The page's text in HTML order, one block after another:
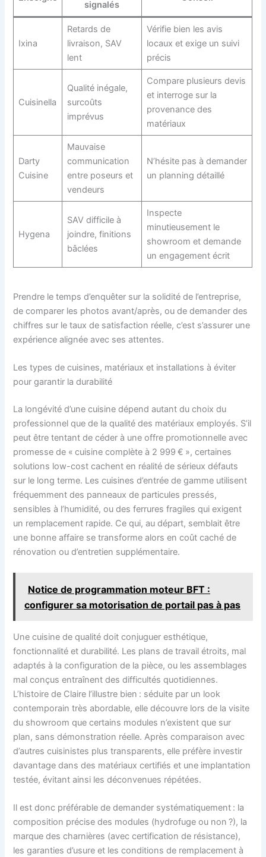
signalés
Ixina
Retards de
livraison, SAV
lent
Vérifie bien les avis
locaux et exige un suivi
précis
Cuisinella
Qualité inégale,
surcoûts
imprévus
Compare plusieurs devis
et interroge sur la
provenance des
matériaux
Darty
Cuisine
Mauvaise
communication
entre poseurs et
vendeurs
N’hésite pas à demander
un planning détaillé
Hygena
SAV difficile à
joindre, finitions
bâclées
Inspecte
minutieusement le
showroom et demande
un engagement écrit
Prendre le temps d’enquêter sur la solidité de l’entreprise,
de comparer les photos avant/après, ou de demander des
chiffres sur le taux de satisfaction réelle, c’est s’assurer une
expérience alignée avec ses attentes.
Les types de cuisines, matériaux et installations à éviter
pour garantir la durabilité
La longévité d’une cuisine dépend autant du choix du
professionnel que de la qualité des matériaux employés. S’il
peut être tentant de céder à une offre promotionnelle avec
promesse de « cuisine complète à 2 999 € », certaines
solutions low-cost cachent en réalité de sérieux défauts
sur le long terme. Les cuisines d’entrée de gamme utilisent
fréquemment des panneaux de particules pressés,
sensibles à l’humidité, ou des ferrures fragiles qui exigent
un remplacement rapide. Ce qui, au départ, semblait être
une bonne affaire se transforme alors en coût caché de
rénovation ou d’entretien supplémentaire.
Notice de programmation moteur BFT :
configurer sa motorisation de portail pas à pas
Une cuisine de qualité doit conjuguer esthétique,
fonctionnalité et durabilité. Les plans de travail étroits, mal
adaptés à la configuration de la pièce, ou les assemblages
mal conçus entraînent des difficultés quotidiennes.
L’histoire de Claire l’illustre bien : séduite par un look
contemporain très abordable, elle découvre lors de la visite
du showroom que certains modules n’existent que sur
plan, sans démonstration réelle. Après comparaison avec
d’autres cuisinistes plus transparents, elle préfère investir
davantage dans des matériaux certifiés et une implantation
testée, évitant ainsi les déconvenues répétées.
Il est donc préférable de demander systématiquement : la
composition précise des modules (hydrofuge ou non ?), la
marque des charnières (avec certification de résistance),
les garanties d’usure et les conditions de remplacement à